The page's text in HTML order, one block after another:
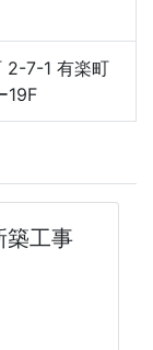
2-7-1 有楽町
19F
築工事